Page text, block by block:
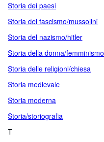
Storia dei paesi
Storia del fascismo/mussolini
Storia del nazismo/hitler
Storia della donna/femminismo
Storia delle religioni/chiesa
Storia medievale
Storia moderna
Storia/storiografia
T